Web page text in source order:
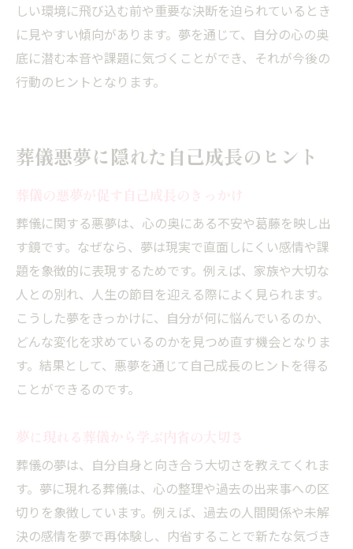
しい環境に飛び込む前や重要な決断を迫られているとき
に見やすい傾向があります。夢を通じて、自分の心の奥
底に潜む本音や課題に気づくことができ、それが今後の
行動のヒントとなります。
葬儀悪夢に隠れた自己成長のヒント
葬儀に関する悪夢は、心の奥にある不安や葛藤を映し出
す鏡です。なぜなら、夢は現実で直面しにくい感情や課
題を象徴的に表現するためです。例えば、家族や大切な
人との別れ、人生の節目を迎える際によく見られます。
こうした夢をきっかけに、自分が何に悩んでいるのか、
どんな変化を求めているのかを見つめ直す機会となりま
す。結果として、悪夢を通じて自己成長のヒントを得る
ことができるのです。
葬儀の夢は、自分自身と向き合う大切さを教えてくれま
す。夢に現れる葬儀は、心の整理や過去の出来事への区
切りを象徴しています。例えば、過去の人間関係や未解
決の感情を夢で再体験し、内省することで新たな気づき